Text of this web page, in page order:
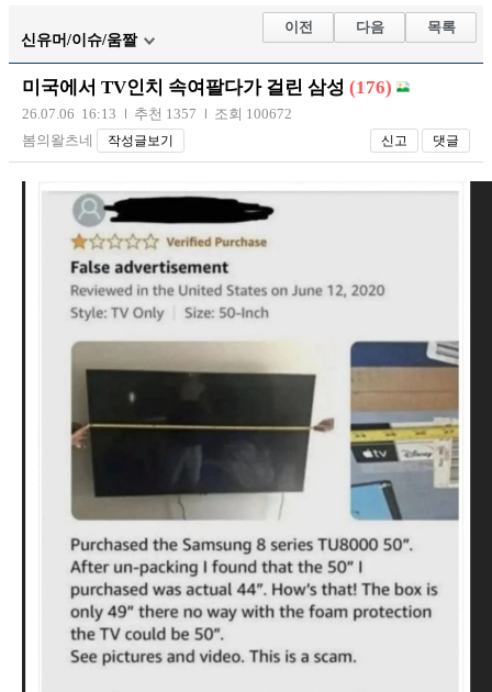
자유사진 군사/무기
트럭/버스 항공/해운/철도
장착시공사진
신유머/이슈/움짤
이전 다음 목록
미국에서 TV인치 속여팔다가 걸린 삼성 (176)
26.07.06 16:13 추천 1357
조회 100672
봄의왈츠네
작성글보기 신고 댓글